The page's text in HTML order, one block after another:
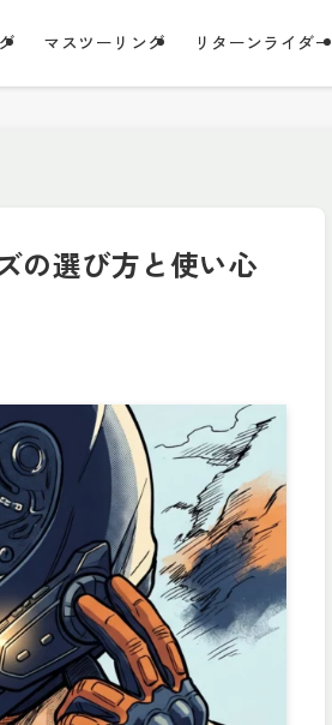
マスツーリング リターンライダー
の選び方と使い心